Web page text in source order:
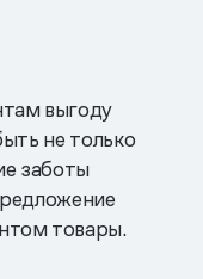
выгоду
не только
заботы
товары.